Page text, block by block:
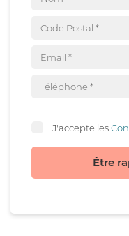
J'accepte les
Être